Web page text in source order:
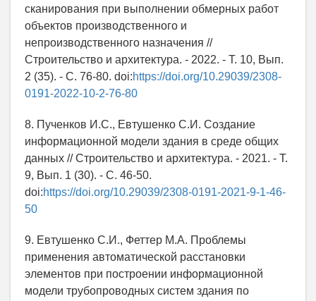
сканирования при выполнении обмерных работ
объектов производственного и
непроизводственного назначения //
Строительство и архитектура. - 2022. - Т. 10, Вып.
2 (35). - С. 76-80. doi:https://doi.org/10.29039/2308-
0191-2022-10-2-76-80
8. Пученков И.С., Евтушенко С.И. Создание
информационной модели здания в среде общих
данных // Строительство и архитектура. - 2021. - Т.
9, Вып. 1 (30). - С. 46-50.
doi:https://doi.org/10.29039/2308-0191-2021-9-1-46-
50
9. Евтушенко С.И., Феттер М.А. Проблемы
применения автоматической расстановки
элементов при построении информационной
модели трубопроводных систем здания по